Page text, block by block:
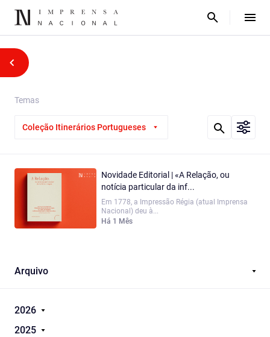
Temas
Coleção Itinerários Portugueses
Novidade Editorial | «A Relação, ou
notícia particular da inf...
Em 1778, a Impressão Régia (atual Imprensa
Nacional) deu à...
Há 1 Mês
Arquivo
2026
2025